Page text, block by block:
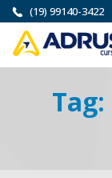
(19) 99140-3422
Tag: